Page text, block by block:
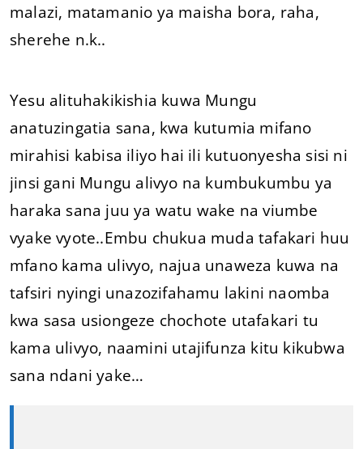
malazi, matamanio ya maisha bora, raha,
sherehe n.k..
Yesu alituhakikishia kuwa Mungu
anatuzingatia sana, kwa kutumia mifano
mirahisi kabisa iliyo hai ili kutuonyesha sisi ni
jinsi gani Mungu alivyo na kumbukumbu ya
haraka sana juu ya watu wake na viumbe
vyake vyote..Embu chukua muda tafakari huu
mfano kama ulivyo, najua unaweza kuwa na
tafsiri nyingi unazozifahamu lakini naomba
kwa sasa usiongeze chochote utafakari tu
kama ulivyo, naamini utajifunza kitu kikubwa
sana ndani yake…